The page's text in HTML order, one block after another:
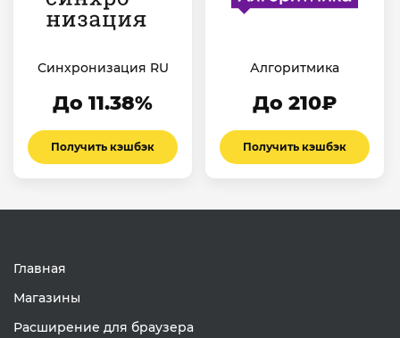
Синхронизация RU
До 11.38%
Получить кэшбэк
Алгоритмика
До 210₽
Получить кэшбэк
Главная
Магазины
Расширение для браузера